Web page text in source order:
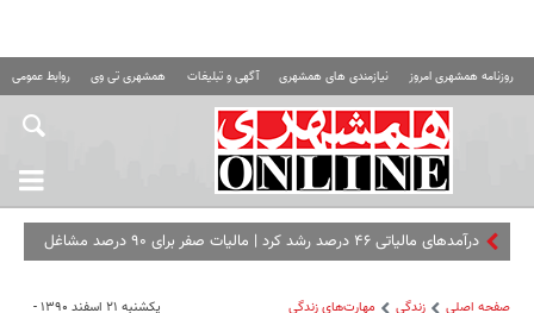
روزنامه همشهری امروز نیازمندی های همشهری آگهی و تبلیغات همشهری تی وی روابط عمومی
درآمدهای مالیاتی ۴۶ درصد رشد کرد | مالیات صفر برای ۹۰ درصد مشاغل
صفحه اصلی زندگی مهارت‌های زندگی یکشنبه ۲۱ اسفند ۱۳۹۰ -